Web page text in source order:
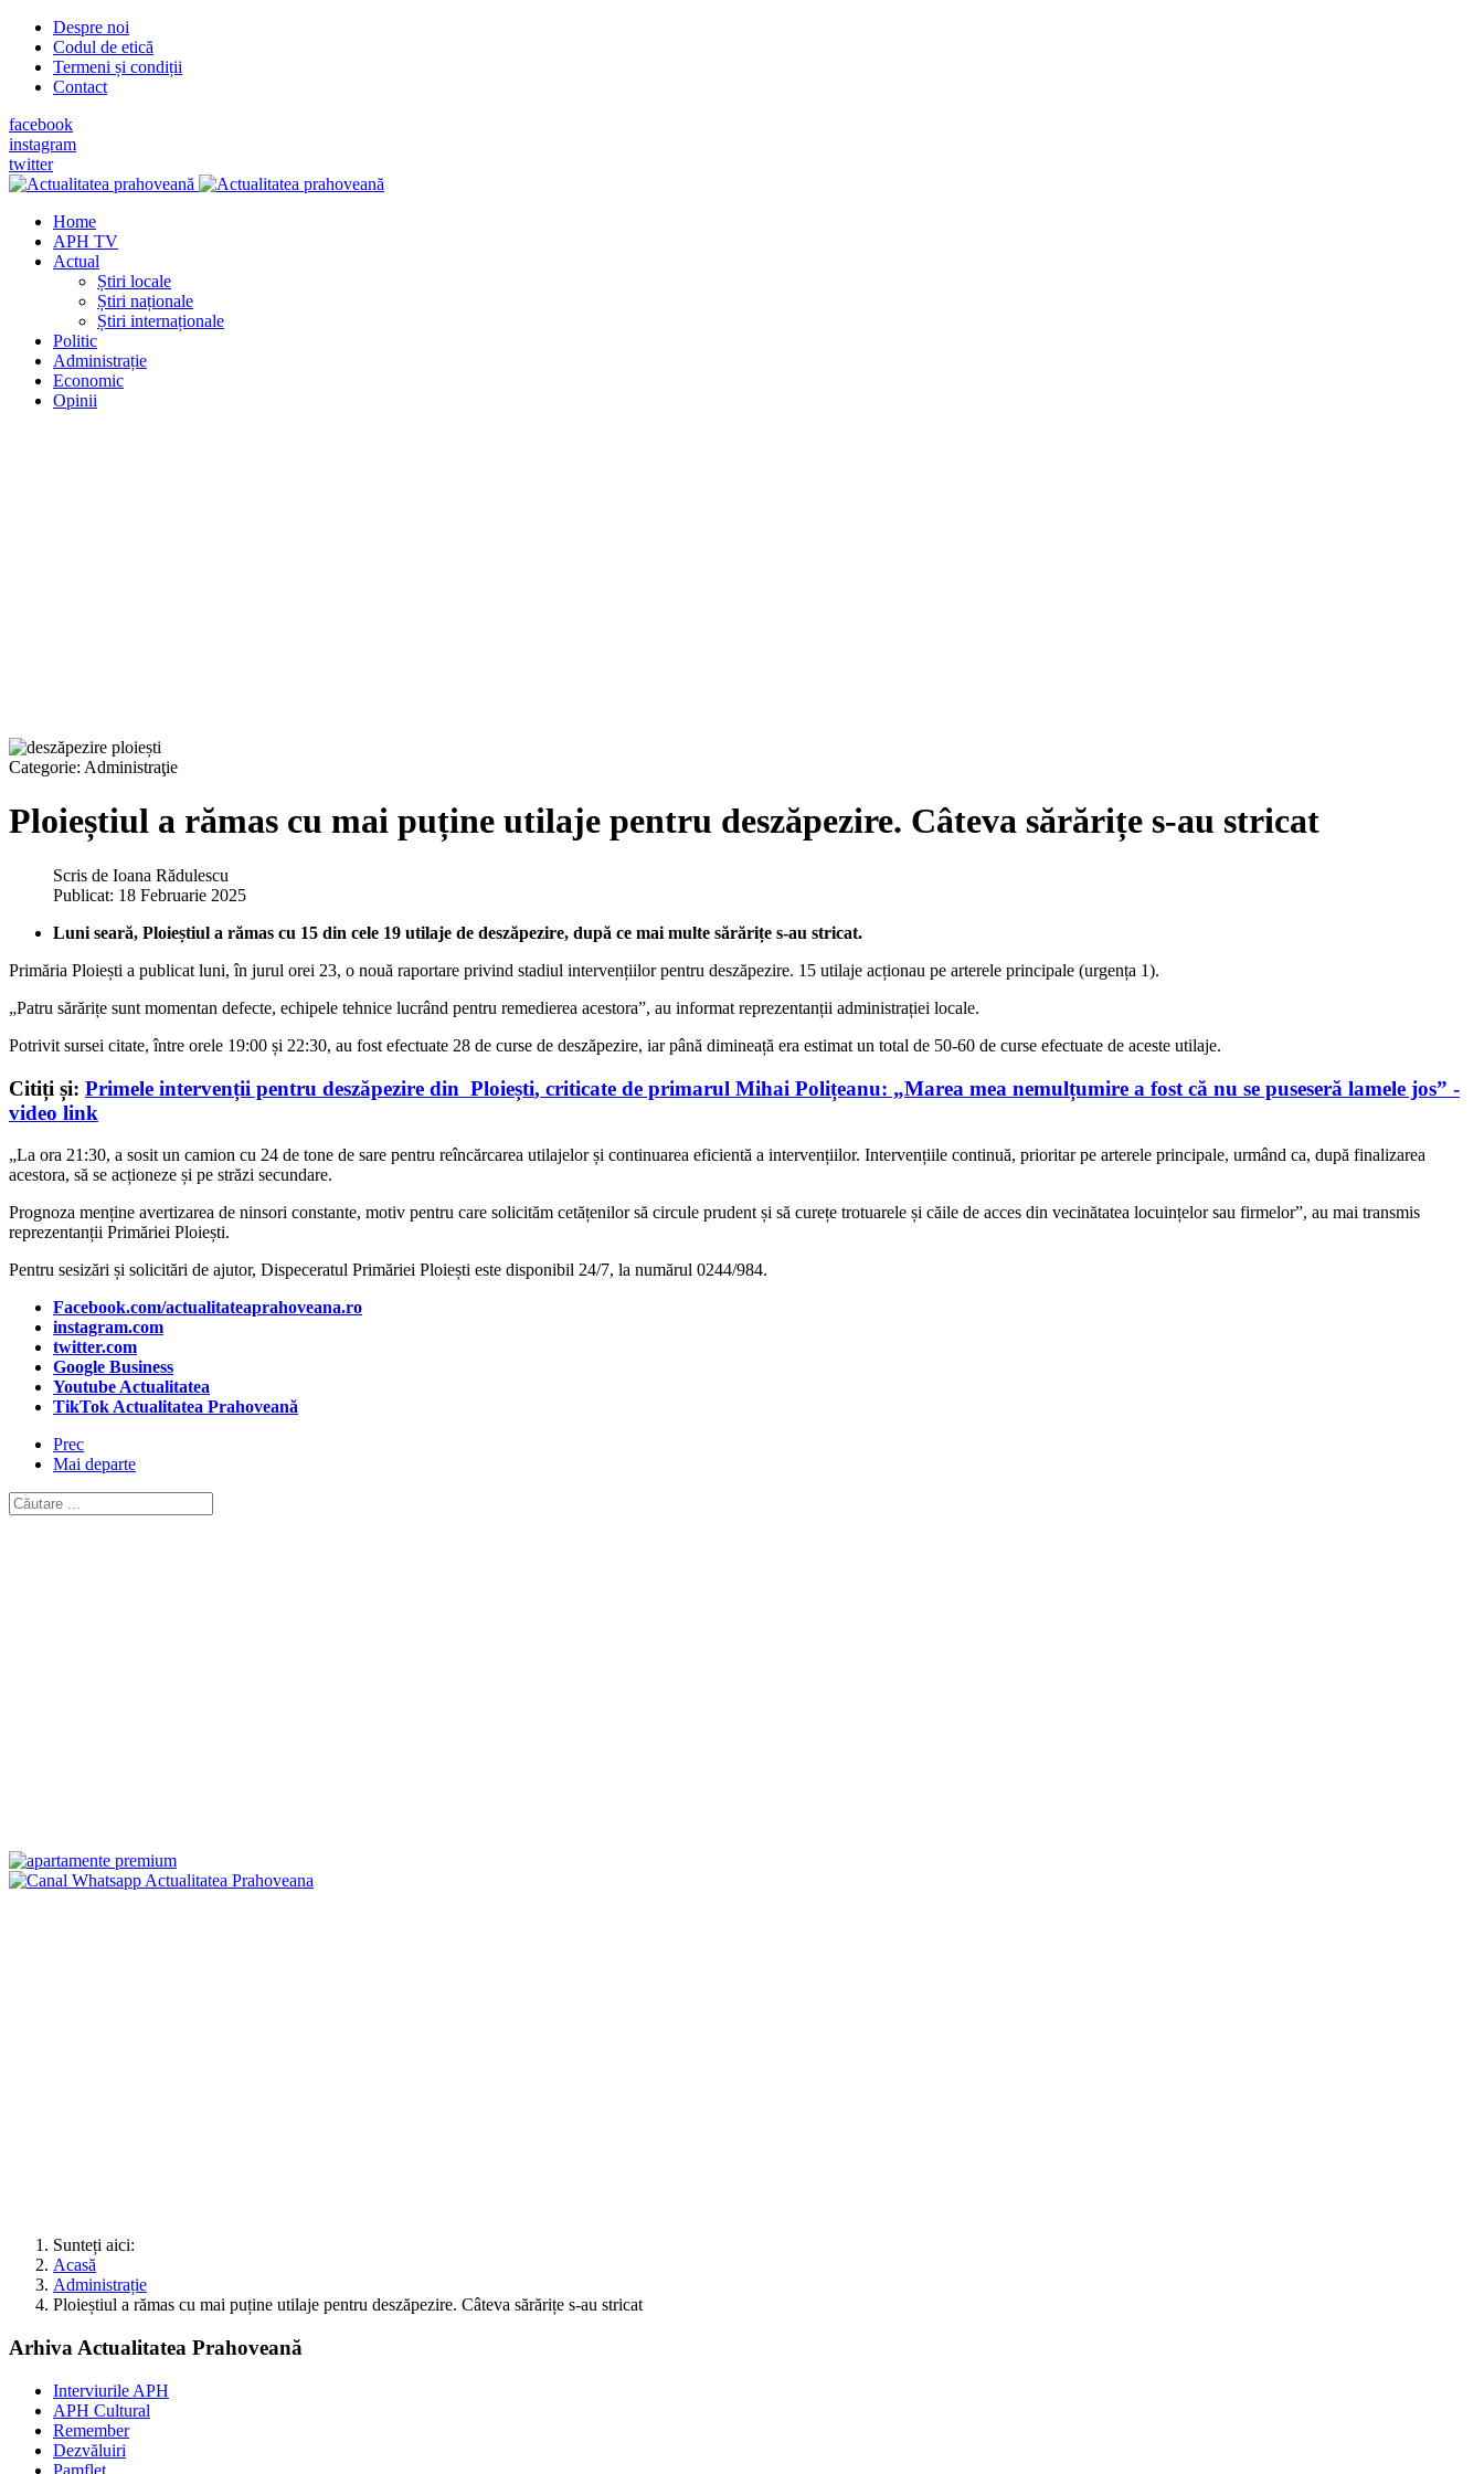
Despre noi
Codul de etică
Termeni și condiții
Contact
facebook
instagram
twitter
Home
APH TV
Actual
Știri locale
Știri naționale
Știri internaționale
Politic
Administrație
Economic
Opinii
Categorie: Administraţie
Ploieștiul a rămas cu mai puține utilaje pentru deszăpezire. Câteva sărărițe s-au stricat
Scris de Ioana Rădulescu
Publicat: 18 Februarie 2025
Luni seară, Ploieștiul a rămas cu 15 din cele 19 utilaje de deszăpezire, după ce mai multe sărărițe s-au stricat.
Primăria Ploiești a publicat luni, în jurul orei 23, o nouă raportare privind stadiul intervențiilor pentru deszăpezire. 15 utilaje acționau pe arterele principale (urgența 1).
„Patru sărărițe sunt momentan defecte, echipele tehnice lucrând pentru remedierea acestora”, au informat reprezentanții administrației locale.
Potrivit sursei citate, între orele 19:00 și 22:30, au fost efectuate 28 de curse de deszăpezire, iar până dimineață era estimat un total de 50-60 de curse efectuate de aceste utilaje.
Citiți și: Primele intervenții pentru deszăpezire din Ploiești, criticate de primarul Mihai Polițeanu: „Marea mea nemulțumire a fost că nu se puseseră lamele jos” -
video link
„La ora 21:30, a sosit un camion cu 24 de tone de sare pentru reîncărcarea utilajelor și continuarea eficientă a intervențiilor. Intervențiile continuă, prioritar pe arterele principale, urmând ca, după finalizarea
acestora, să se acționeze și pe străzi secundare.
Prognoza menține avertizarea de ninsori constante, motiv pentru care solicităm cetățenilor să circule prudent și să curețe trotuarele și căile de acces din vecinătatea locuințelor sau firmelor”, au mai transmis
reprezentanții Primăriei Ploiești.
Pentru sesizări și solicitări de ajutor, Dispeceratul Primăriei Ploiești este disponibil 24/7, la numărul 0244/984.
Facebook.com/actualitateaprahoveana.ro
instagram.com
twitter.com
Google Business
Youtube Actualitatea
TikTok Actualitatea Prahoveană
Prec
Mai departe
Sunteți aici:
Acasă
Administrație
Ploieștiul a rămas cu mai puține utilaje pentru deszăpezire. Câteva sărărițe s-au stricat
Arhiva Actualitatea Prahoveană
Interviurile APH
APH Cultural
Remember
Dezvăluiri
Pamflet